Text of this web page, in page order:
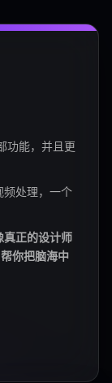
功能，并且更
处理，一个
正的设计师
你把脑海中